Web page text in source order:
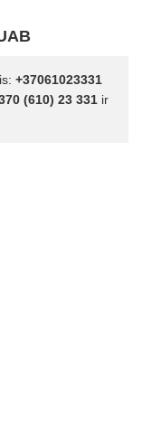
+37061023331
(610) 23 331 ir